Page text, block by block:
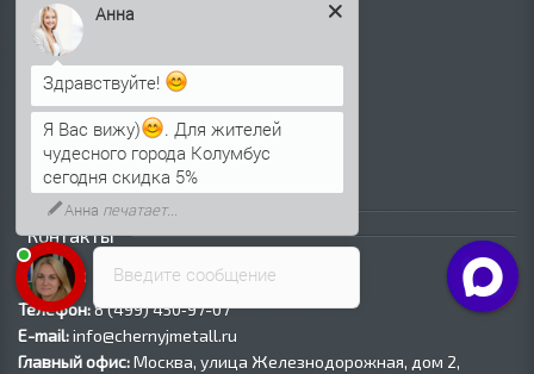
Труба холоднодеформированная
Трубы ВГП (Водогазопроводные)
Трубы ВГП оцинкованные
Трубы электросварные круглые
Трубы электросварные квадратные
Трубы электросварные прямоугольные
Трубы электросварные оцинкованные
Контакты
Москва
Телефон:8 (499) 450‑97-07
E-mail:info@chernyjmetall.ru
Главный офис:Москва, улица Железнодорожная, дом 2,
Введите сообщение
Анна
Здравствуйте!
Я Вас вижу)
. Для жителей
чудесного города Колумбус
сегодня скидка 5%
Анна печатает...